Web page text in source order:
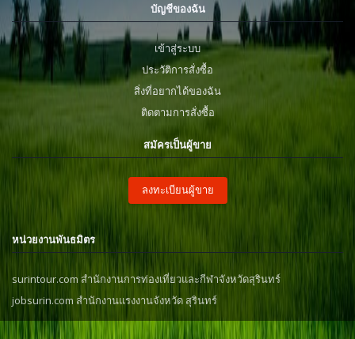
บัญชีของฉัน
เข้าสู่ระบบ
ประวัติการสั่งซื้อ
สิ่งที่อยากได้ของฉัน
ติดตามการสั่งซื้อ
สมัครเป็นผู้ขาย
ลงทะเบียนผู้ขาย
หน่วยงานพันธมิตร
surintour.com สำนักงานการท่องเที่ยวและกีฬาจังหวัดสุรินทร์
jobsurin.com สำนักงานแรงงานจังหวัด สุรินทร์